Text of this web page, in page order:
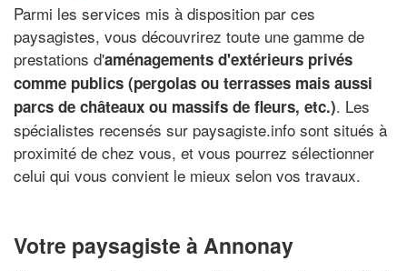
Parmi les services mis à disposition par ces
paysagistes, vous découvrirez toute une gamme de
prestations d'aménagements d'extérieurs privés
comme publics (pergolas ou terrasses mais aussi
parcs de châteaux ou massifs de fleurs, etc.). Les
spécialistes recensés sur paysagiste.info sont situés à
proximité de chez vous, et vous pourrez sélectionner
celui qui vous convient le mieux selon vos travaux.
Votre paysagiste à Annonay